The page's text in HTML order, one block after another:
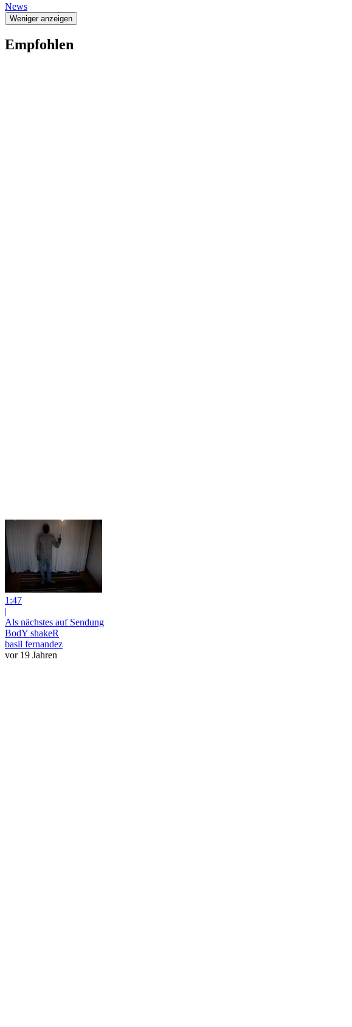
News
Weniger anzeigen
Empfohlen
1:47
|
Als nächstes auf Sendung
BodY shakeR
basil fernandez
vor 19 Jahren